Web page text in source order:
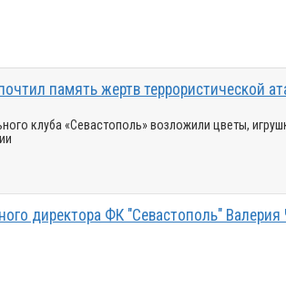
память жертв террористической
клуба «Севастополь» возложили цветы,
директора ФК "Севастополь"